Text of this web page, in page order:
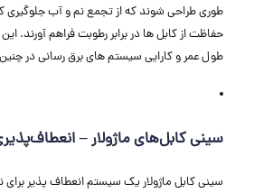
طوری طراحی شوند که از تجمع نم و آب جلوگیری
حفاظت از کابل‌ ها در برابر رطوبت فراهم آورند.
طول عمر و کارایی سیستم‌ های برق ‌رسانی در
سینی کابل‌های ماژولار –
سینی کابل ماژولار یک سیستم انعطاف‌ پذیر